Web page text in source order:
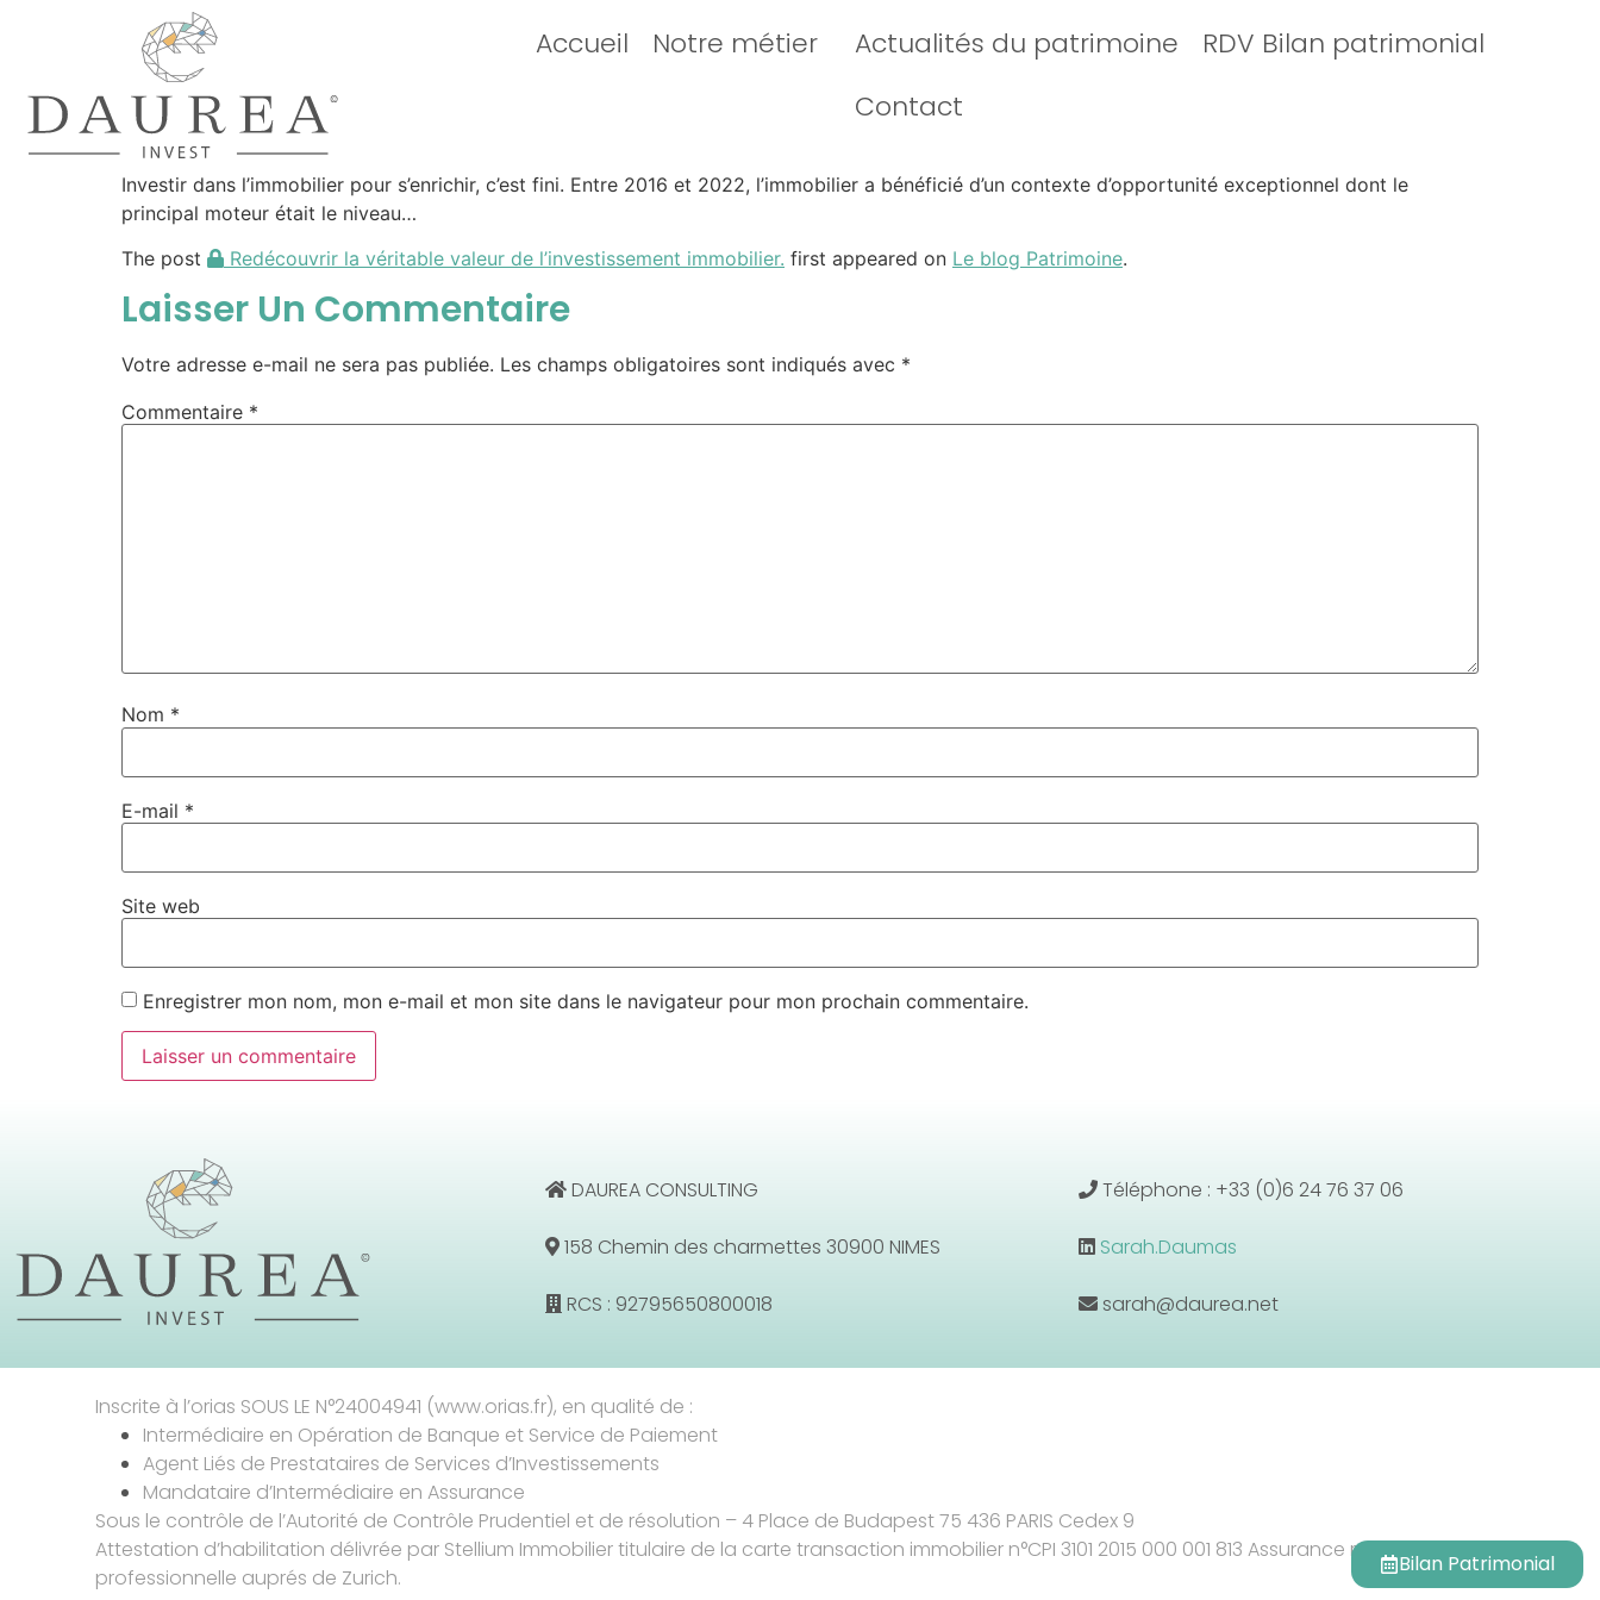
Accueil Notre métier Actualités du patrimoine
RDV Bilan patrimonial
Contact
Investir dans l’immobilier pour s’enrichir, c’est fini. Entre 2016 et 2022, l’immobilier a bénéficié d’un contexte d’opportunité exceptionnel dont le
principal moteur était le niveau…
The post
Redécouvrir la véritable valeur de l’investissement immobilier. first appeared on Le blog Patrimoine.
Laisser Un Commentaire
Votre adresse e-mail ne sera pas publiée. Les champs obligatoires sont indiqués avec *
Commentaire *
Nom *
E-mail *
Site web
Enregistrer mon nom, mon e-mail et mon site dans le navigateur pour mon prochain commentaire.
DAUREA CONSULTING
158 Chemin des charmettes 30900 NIMES
RCS : 92795650800018
Bilan Patrimonial
Téléphone : +33 (0)6 24 76 37 06
Sarah.Daumas
sarah@daurea.net
Inscrite à l’orias SOUS LE N°24004941 (www.orias.fr), en qualité de :
Intermédiaire en Opération de Banque et Service de Paiement
Agent Liés de Prestataires de Services d’Investissements
Mandataire d’Intermédiaire en Assurance
Sous le contrôle de l’Autorité de Contrôle Prudentiel et de résolution – 4 Place de Budapest 75 436 PARIS Cedex 9
Attestation d’habilitation délivrée par Stellium Immobilier titulaire de la carte transaction immobilier n°CPI 3101 2015 000 001 813 Assurance responsabilité civile
professionnelle auprés de Zurich.